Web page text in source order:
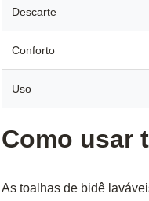
Descarte
Conforto
Uso
Como usar
As toalhas de bidê